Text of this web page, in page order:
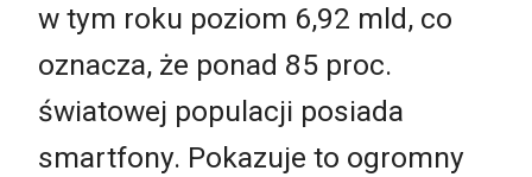
w tym roku poziom 6,92 mld, co
oznacza, że ponad 85 proc.
światowej populacji posiada
smartfony. Pokazuje to ogromny